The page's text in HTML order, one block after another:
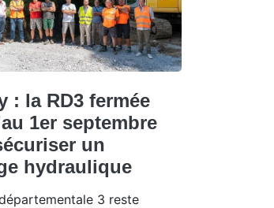
: la RD3 fermée
1er septembre
un
hydraulique
3 reste